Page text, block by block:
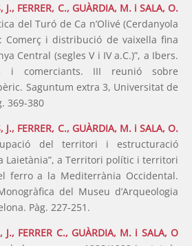
J., FERRER, C., GUÀRDIA, M. i SALA, O.
del Turó de Ca n’Olivé (Cerdanyola
Comerç i distribució de vaixella fina
Central (segles V i IV a.C.)”, a Ibers.
i comerciants. III reunió sobre
Saguntum extra 3, Universitat de
369-380
J., FERRER, C., GUÀRDIA, M. i SALA, O.
del territori i estructuració
Laietània”, a Territori polític i territori
ferro a la Mediterrània Occidental.
del Museu d’Arqueologia
Pàg. 227-251.
J., FERRER C., GUÀRDIA, M. i SALA, O